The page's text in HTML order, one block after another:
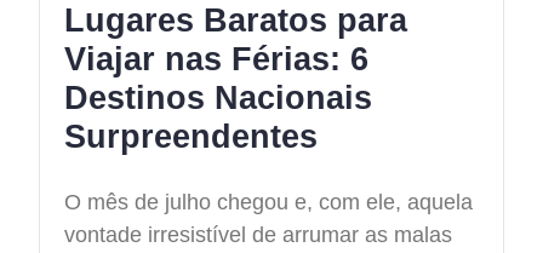
Lugares Baratos para
Viajar nas Férias: 6
Destinos Nacionais
Surpreendentes
O mês de julho chegou e, com ele, aquela
vontade irresistível de arrumar as malas